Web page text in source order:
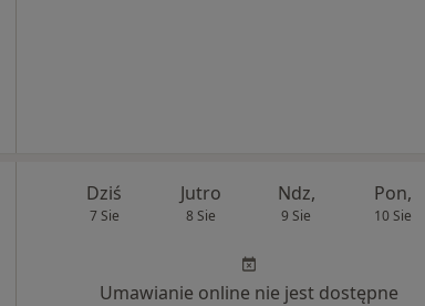
Dziś
7 Sie
Jutro
8 Sie
Ndz,
9 Sie
Pon,
10 Sie
Umawianie online nie jest dostępne